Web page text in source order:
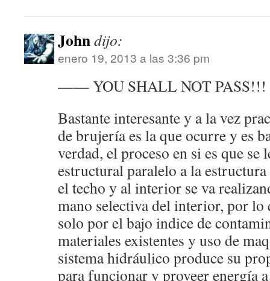
Johndijo:
enero 19, 2013 a las 3:36 pm
—— YOU SHALL NOT
Bastante interesante y a la vez
de brujería es la que ocurre y es
verdad, el proceso en si es que se
estructural paralelo a la
el techo y al interior se va
mano selectiva del interior, por lo
solo por el bajo indice de
materiales existentes y uso de
sistema hidráulico produce su
para funcionar y proveer energía